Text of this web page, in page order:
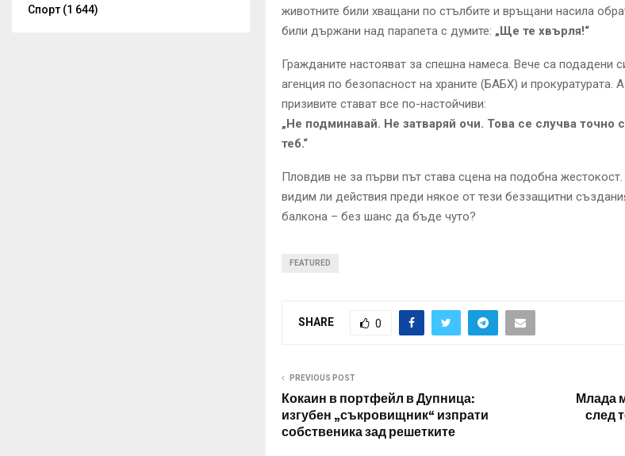
животните били хващани по стълбите и връщани насила
били държани над парапета с думите: „Ще те хвърля!“
Гражданите настояват за спешна намеса. Вече са подадени
агенция по безопасност на храните (БАБХ) и прокуратурата.
призивите стават все по-настойчиви:
„Не подминавай. Не затваряй очи. Това се случва точно
теб.“
Пловдив не за първи път става сцена на подобна
видим ли действия преди някое от тези беззащитни
балкона – без шанс да бъде чуто?
FEATURED
SHARE 0
PREVIOUS POST
Кокаин в портфейл в Дупница:
изгубен „съкровищник“ изпрати
собственика зад решетките
Млада
след
Спорт (1 644)